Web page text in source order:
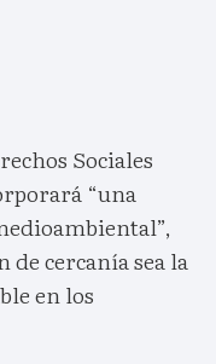
Sociales
“una
cercanía sea la
en los